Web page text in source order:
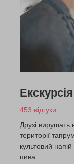
453 відгуки
Друзі
території
культовий
пива.